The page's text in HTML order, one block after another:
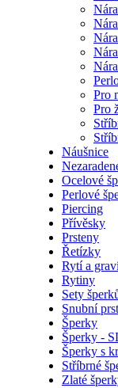
Pro
Pro
Náušnice
Ocelové
Perlové
Piercing
Přívěsky
Prsteny
Řetízky
Rytí a
Rytiny
Sety
Snubní
Šperky
Šperky -
Šperky s
Stříbrné
Zlaté